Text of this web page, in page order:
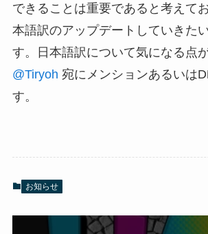
できることは重要であると考えて
本語訳のアップデートしていきた
す。日本語訳について気になる点
@Tiryoh 宛にメンションあるいは
す。
お知らせ